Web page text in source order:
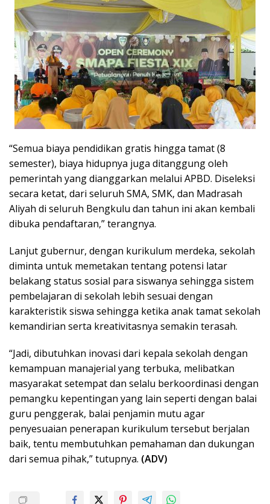
“Semua biaya pendidikan gratis hingga tamat (8
semester), biaya hidupnya juga ditanggung oleh
pemerintah yang dianggarkan melalui APBD. Diseleksi
secara ketat, dari seluruh SMA, SMK, dan Madrasah
Aliyah di seluruh Bengkulu dan tahun ini akan kembali
dibuka pendaftaran,” terangnya.
Lanjut gubernur, dengan kurikulum merdeka, sekolah
diminta untuk memetakan tentang potensi latar
belakang status sosial para siswanya sehingga sistem
pembelajaran di sekolah lebih sesuai dengan
karakteristik siswa sehingga ketika anak tamat sekolah
kemandirian serta kreativitasnya semakin terasah.
“Jadi, dibutuhkan inovasi dari kepala sekolah dengan
kemampuan manajerial yang terbuka, melibatkan
masyarakat setempat dan selalu berkoordinasi dengan
pemangku kepentingan yang lain seperti dengan balai
guru penggerak, balai penjamin mutu agar
penyesuaian penerapan kurikulum tersebut berjalan
baik, tentu membutuhkan pemahaman dan dukungan
dari semua pihak,” tutupnya. (ADV)